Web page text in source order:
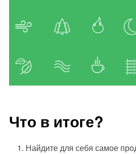
Что в итоге?
Найдите для себя самое